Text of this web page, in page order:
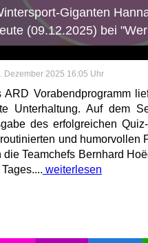
Giganten
(09.12.2025) bei
Dezember 2025 16:05 Uhr
ARD Vorabendprogramm
Unterhaltung. Auf dem
des erfolgreichen
und humorvollen
die Teamchefs Bernhard
weiterlesen